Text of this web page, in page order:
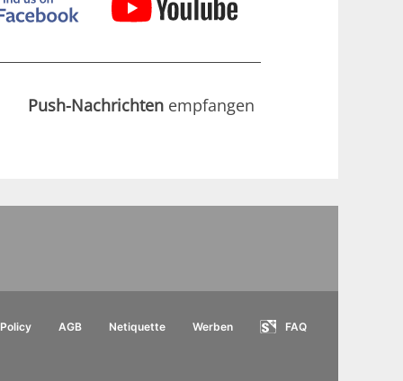
Push-Nachrichten empfangen
AGB Netiquette Werben FAQ